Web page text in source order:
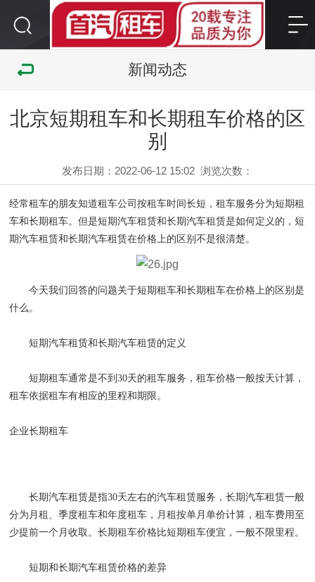
新闻动态
北京短期租车和长期租车价格的区
别
发布日期：2022-06-12 15:02 浏览次数：
经常租车的朋友知道租车公司按租车时间长短，租车服务分为短期租
车和长期租车。但是短期汽车租赁和长期汽车租赁是如何定义的，短
期汽车租赁和长期汽车租赁在价格上的区别不是很清楚。
今天我们回答的问题关于短期租车和长期租车在价格上的区别是
什么。
短期汽车租赁和长期汽车租赁的定义
短期租车通常是不到30天的租车服务，租车价格一般按天计算，
租车依据租车有相应的里程和期限。
企业长期租车
长期汽车租赁是指30天左右的汽车租赁服务，长期汽车租赁一般
分为月租、季度租车和年度租车，月租按单月单价计算，租车费用至
少提前一个月收取。长期租车价格比短期租车便宜，一般不限里程。
短期和长期汽车租赁价格的差异